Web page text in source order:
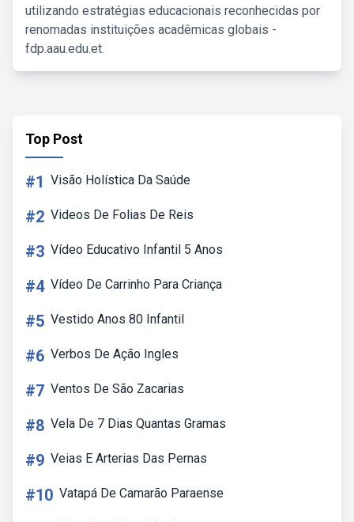
utilizando estratégias educacionais reconhecidas por
renomadas instituições acadêmicas globais -
fdp.aau.edu.et.
Top Post
#1 Visão Holística Da Saúde
#2 Videos De Folias De Reis
#3 Vídeo Educativo Infantil 5 Anos
#4 Vídeo De Carrinho Para Criança
#5 Vestido Anos 80 Infantil
#6 Verbos De Ação Ingles
#7 Ventos De São Zacarias
#8 Vela De 7 Dias Quantas Gramas
#9 Veias E Arterias Das Pernas
#10 Vatapá De Camarão Paraense